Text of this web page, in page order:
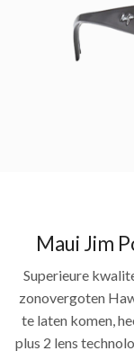
Maui Jim
Superieure
zonovergoten
te laten komen,
plus 2 lens